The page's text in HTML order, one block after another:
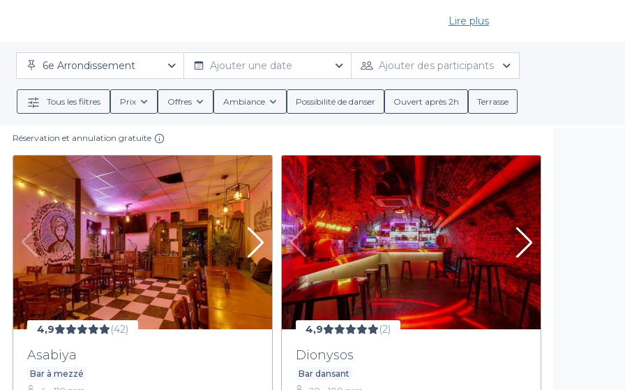
Sur Privateaser, nous vous proposons une large sélection de bars situés dans le 6e arrondissement, répondant à
vous soyez à la recherche d'un bar avec une ambiance décontractée, d'un lieu avec une vue imprenable sur le
bout de la nuit, nous avons ce qu'il vous faut. Grâce à notre plateforme, la réservation devient un jeu d'enfant. Vous
choisir l'établissement qui vous correspond le mieux, le tout en
En optant pour Privateaser, vous bénéficiez non seulement de nombreux choix, mais aussi de prestations adaptées à
proposent des menus de groupes, avec des sélections de boissons variées : cocktails savoureux, champagnes
préfèrent des options sans alcool. Vous pourrez ainsi personnaliser votre expérience en fonction des goûts de vos
ambiance festive.
Ne laissez pas le stress de l'organisation vous envahir pour cette soirée si spéciale. Avec Privateaser, chaque
maintenant votre bar pour le Nouvel An dans le 6e arrondissement de Marseille et commencez
Lire plus
6e Arrondissement Ajouter une date Ajouter des participants
Tous les filtres Prix Offres Ambiance Possibilité de danser Ouvert après 2h Terrasse
Réservation et annulation gratuite
4,9 (42)
Asabiya
Bar à mezzé
4,9 (2)
Dionysos
Bar dansant